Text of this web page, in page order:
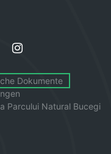
Dokumente
ParculuiNatural Bucegi